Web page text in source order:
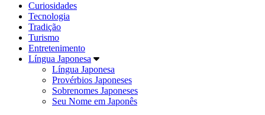
Curiosidades
Tecnologia
Tradição
Turismo
Entretenimento
Língua Japonesa
Língua Japonesa
Provérbios Japoneses
Sobrenomes Japoneses
Seu Nome em Japonês